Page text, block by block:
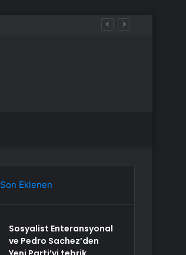
Son Eklenen
Sosyalist Enteransyonal
ve Pedro Sachez’den